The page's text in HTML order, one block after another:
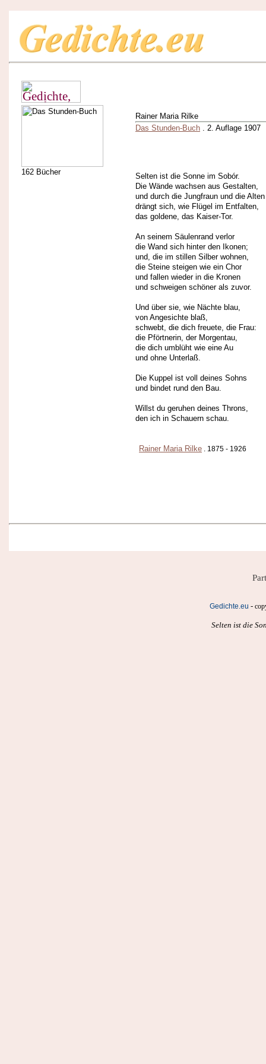
162 Bücher
Rainer Maria Rilke
Das Stunden-Buch . 2. Auflage 1907
Selten ist die Sonne im Sobór.
Die Wände wachsen aus Gestalten,
und durch die Jungfraun und die Alten
drängt sich, wie Flügel im Entfalten,
das goldene, das Kaiser-Tor.
An seinem Säulenrand verlor
die Wand sich hinter den Ikonen;
und, die im stillen Silber wohnen,
die Steine steigen wie ein Chor
und fallen wieder in die Kronen
und schweigen schöner als zuvor.
Und über sie, wie Nächte blau,
von Angesichte blaß,
schwebt, die dich freuete, die Frau:
die Pförtnerin, der Morgentau,
die dich umblüht wie eine Au
und ohne Unterlaß.
Die Kuppel ist voll deines Sohns
und bindet rund den Bau.
Willst du geruhen deines Throns,
den ich in Schauern schau.
Rainer Maria Rilke . 1875 - 1926
Gedichte.eu -
Selten ist die